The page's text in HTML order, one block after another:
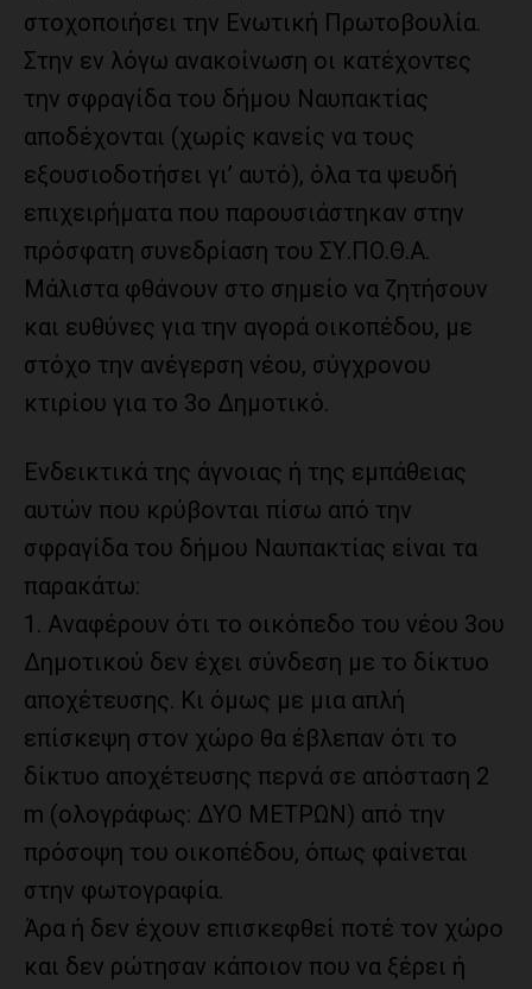
στοχοποιήσει την Ενωτική Πρωτοβουλία.
Στην εν λόγω ανακοίνωση οι κατέχοντες
την σφραγίδα του δήμου Ναυπακτίας
αποδέχονται (χωρίς κανείς να τους
εξουσιοδοτήσει γι’ αυτό), όλα τα ψευδή
επιχειρήματα που παρουσιάστηκαν στην
πρόσφατη συνεδρίαση του ΣΥ.ΠΟ.Θ.Α.
Μάλιστα φθάνουν στο σημείο να ζητήσουν
και ευθύνες για την αγορά οικοπέδου, με
στόχο την ανέγερση νέου, σύγχρονου
κτιρίου για το 3ο Δημοτικό.
Ενδεικτικά της άγνοιας ή της εμπάθειας
αυτών που κρύβονται πίσω από την
σφραγίδα του δήμου Ναυπακτίας είναι τα
παρακάτω:
1. Αναφέρουν ότι το οικόπεδο του νέου 3ου
Δημοτικού δεν έχει σύνδεση με το δίκτυο
αποχέτευσης. Κι όμως με μια απλή
επίσκεψη στον χώρο θα έβλεπαν ότι το
δίκτυο αποχέτευσης περνά σε απόσταση 2
m (ολογράφως: ΔΥΟ ΜΕΤΡΩΝ) από την
πρόσοψη του οικοπέδου, όπως φαίνεται
στην φωτογραφία.
Άρα ή δεν έχουν επισκεφθεί ποτέ τον χώρο
και δεν ρώτησαν κάποιον που να ξέρει ή